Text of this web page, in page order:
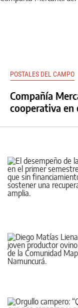
POSTALES DEL CAMPO
Compañía
cooperativa